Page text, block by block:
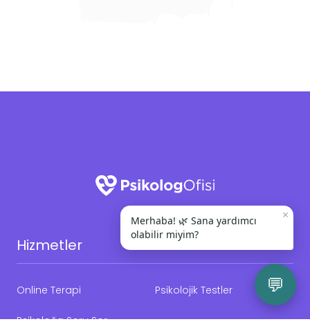
Hizmetler
Online Terapi Psikolojik Testler
Psikoloğa Soru Sor
💬
×
Merhaba! 🌿 Sana yardımcı
olabilir miyim?